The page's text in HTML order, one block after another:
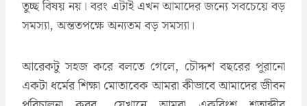
তুচ্ছ বিষয় নয়। বরং এটাই এখন আমাদের জন্যে সবচেয়ে বড়
সমস্যা, অন্ততপক্ষে অন্যতম বড় সমস্যা।
আরেকটু সহজ করে বলতে গেলে, চৌদ্দশ বছরের পুরানো
একটা ধর্মের শিক্ষা মোতাবেক আমরা কীভাবে আমাদের জীবন